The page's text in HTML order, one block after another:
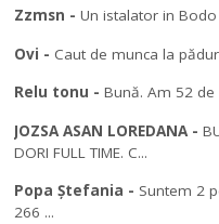
Zzmsn -Un istalator in
Ovi - Caut de munca la
Relu tonu -Bună. Am 52
JOZSA ASAN LOREDANA-
DORI FULL TIME. C...
Popa Ștefania - Suntem 2
266 ...